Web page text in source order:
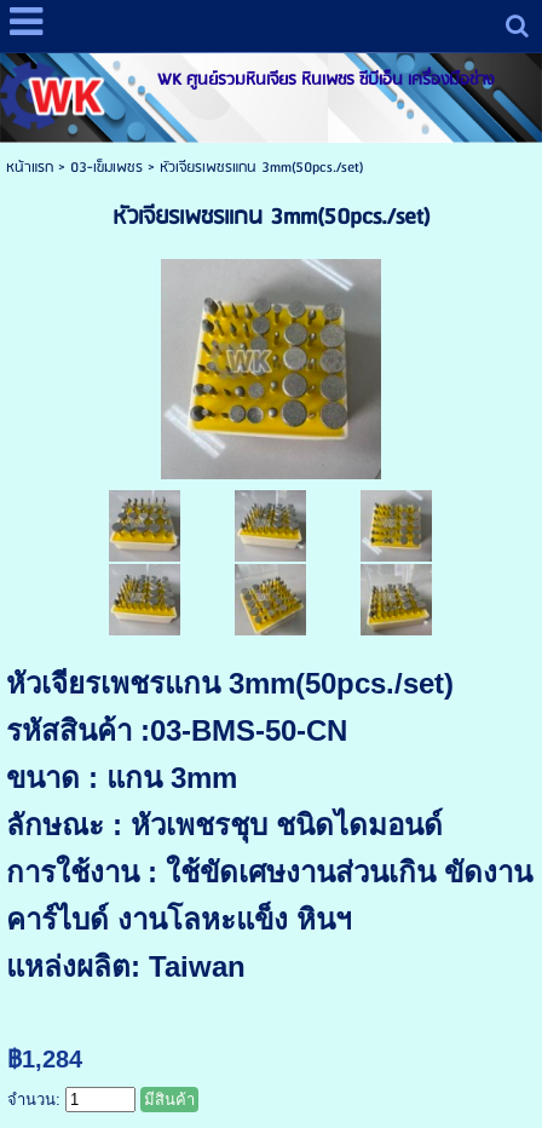
WK ศูนย์รวมหินเจียร หินเพชร ซีบีเอ็น เครื่องมือช่าง
หน้าแรก> 03-เข็มเพชร> หัวเจียรเพชรแกน 3mm(50pcs./set)
หัวเจียรเพชรแกน 3mm(50pcs./set)
หัวเจียรเพชรแกน 3mm(50pcs./set)
รหัสสินค้า :03-BMS-50-CN
ขนาด : แกน 3mm
ลักษณะ : หัวเพชรชุบ ชนิดไดมอนด์
การใช้งาน : ใช้ขัดเศษงานส่วนเกิน ขัดงาน
คาร์ไบด์ งานโลหะแข็ง หินฯ
แหล่งผลิต: Taiwan
฿1,284
จำนวน: มีสินค้า